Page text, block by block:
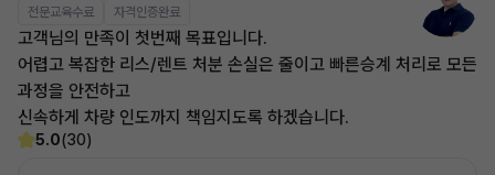
전문교육수료 자격인증완료
고객님의 만족이 첫번째 목표입니다.
어렵고 복잡한 리스/렌트 처분 손실은 줄이고 빠른승계 처리로 모든
과정을 안전하고
신속하게 차량 인도까지 책임지도록 하겠습니다.
5.0(30)